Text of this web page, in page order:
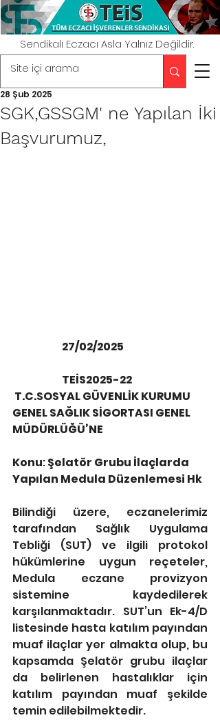
Sendikalı Eczacı Asla Yalnız Değildir.
SGK,GSSGM' ne Yapılan İki
Başvurumuz,
28 Şub 2025
27/02/2025
TEİS2025-22
T.C.SOSYAL GÜVENLİK KURUMU
GENEL SAĞLIK SİGORTASI GENEL
MÜDÜRLÜĞÜ’NE
Konu: Şelatör Grubu İlaçlarda
Yapılan Medula Düzenlemesi Hk
Bilindiği üzere, eczanelerimiz
tarafından Sağlık Uygulama
Tebliği (SUT) ve ilgili protokol
hükümlerine uygun reçeteler,
Medula eczane provizyon
sistemine kaydedilerek
karşılanmaktadır. SUT’un Ek-4/D
listesinde hasta katılım payından
muaf ilaçlar yer almakta olup, bu
kapsamda Şelatör grubu ilaçlar
da belirlenen hastalıklar için
katılım payından muaf şekilde
temin edilebilmektedir.